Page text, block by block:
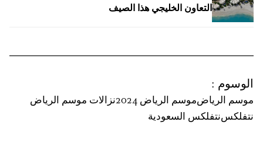
التعاون الخليجي هذا الصيف
الوسوم :
موسم الرياضموسم الرياض 2024
نزالات موسم الرياض
نتفلكسنتفلكس السعودية